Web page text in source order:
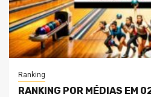
Ranking
RANKING POR MÉDIAS EM